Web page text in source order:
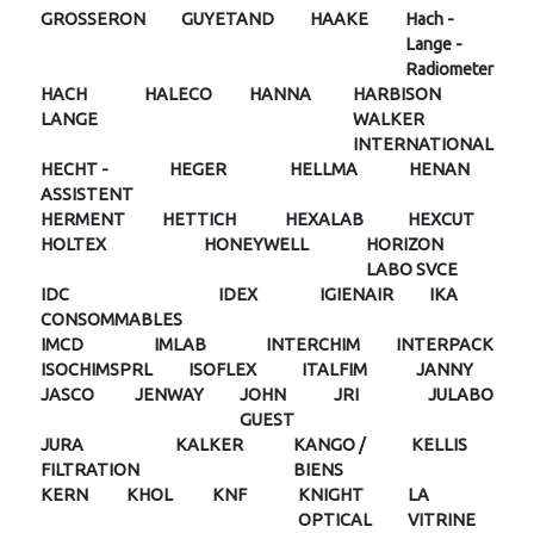
GROSSERON
GUYETAND HAAKE
Hach -
Lange -
Radiometer
HACH
LANGE
HALECO HANNA
HARBISON
WALKER
INTERNATIONAL
HECHT -
ASSISTENT
HEGER HELLMA HENAN
HERMENT HETTICH HEXALAB
HEXCUT
HOLTEX
HONEYWELL
HORIZON
LABO SVCE
IDC
CONSOMMABLES
IDEX IGIENAIR IKA
IMCD IMLAB INTERCHIM
INTERPACK
ISOCHIMSPRL
ISOFLEX ITALFIM
JANNY
JASCO
JENWAY
JOHN
GUEST
JRI JULABO
JURA
FILTRATION
KALKER
KANGO /
BIENS
KELLIS
KERN KHOL KNF
KNIGHT
OPTICAL
LA
VITRINE